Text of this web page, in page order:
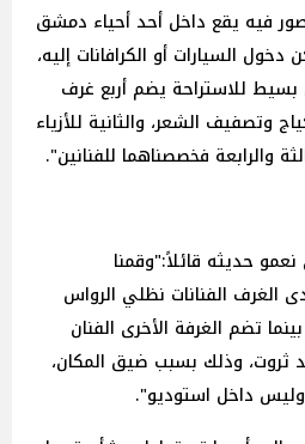
فيه يقع داخل أحد أحياء دمشق
السيارات أو الكرافانات إليه،
بسيط للاستراحة يضم أربع غرف
وتصفيف الشعر، والثانية للأزياء
والرابعة فخصصناهما للفنانين".
حديثه قائلاً:"وقمنا
الفنانات نظلي الرواس
تضم الغرفة الأخرى الفنان
ثروت، وذلك بسبب ضيق المكان،
داخل استوديو".